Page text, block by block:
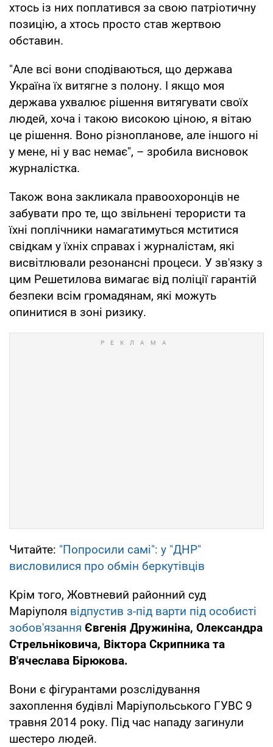
хтось із них поплатився за свою патріотичну
позицію, а хтось просто став жертвою
обставин.
"Але всі вони сподіваються, що держава
Україна їх витягне з полону. І якщо моя
держава ухвалює рішення витягувати своїх
людей, хоча і такою високою ціною, я вітаю
це рішення. Воно різнопланове, але іншого ні
у мене, ні у вас немає", – зробила висновок
журналістка.
Також вона закликала правоохоронців не
забувати про те, що звільнені терористи та
їхні поплічники намагатимуться мститися
свідкам у їхніх справах і журналістам, які
висвітлювали резонансні процеси. У зв'язку з
цим Решетилова вимагає від поліції гарантій
безпеки всім громадянам, які можуть
опинитися в зоні ризику.
Читайте: "Попросили самі": у "ДНР"
висловилися про обмін беркутівців
Крім того, Жовтневий районний суд
Маріуполя відпустив з-під варти під особисті
зобов'язання Євгенія Дружиніна, Олександра
Стрельніковича, Віктора Скрипника та
В'ячеслава Бірюкова.
Вони є фігурантами розслідування
захоплення будівлі Маріупольського ГУВС 9
травня 2014 року. Під час нападу загинули
шестеро людей.